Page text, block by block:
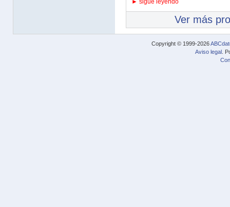
► sigue leyendo
Ver más
Copyright © 1999-2026
Aviso legal .